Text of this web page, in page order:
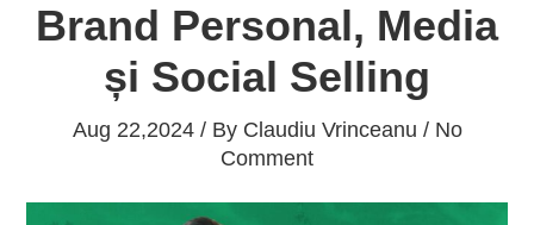
Brand Personal, Media
și Social Selling
Aug 22,2024 / By Claudiu Vrinceanu / No
Comment